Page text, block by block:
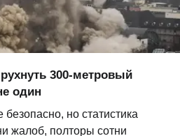
300-метровый
один
безопасно, но статистика
жалоб, полторы сотни